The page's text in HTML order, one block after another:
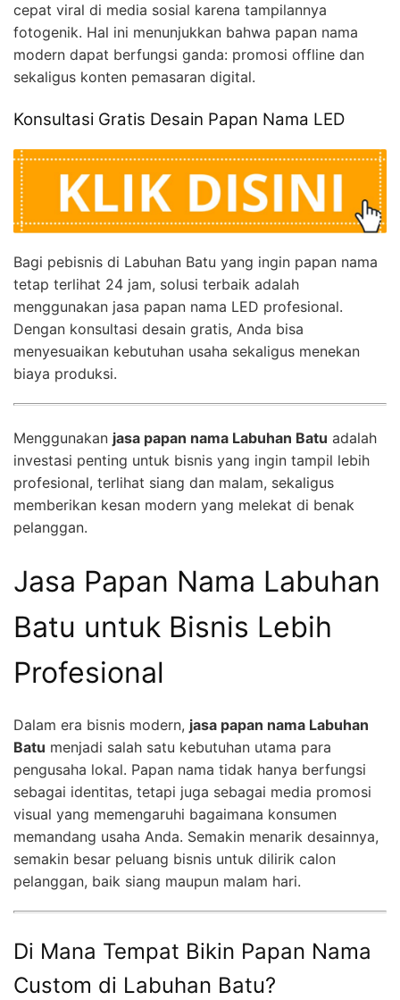
cepat viral di media sosial karena tampilannya
fotogenik. Hal ini menunjukkan bahwa papan nama
modern dapat berfungsi ganda: promosi offline dan
sekaligus konten pemasaran digital.
Konsultasi Gratis Desain Papan Nama LED
Bagi pebisnis di Labuhan Batu yang ingin papan nama
tetap terlihat 24 jam, solusi terbaik adalah
menggunakan jasa papan nama LED profesional.
Dengan konsultasi desain gratis, Anda bisa
menyesuaikan kebutuhan usaha sekaligus menekan
biaya produksi.
Menggunakan jasa papan nama Labuhan Batu adalah
investasi penting untuk bisnis yang ingin tampil lebih
profesional, terlihat siang dan malam, sekaligus
memberikan kesan modern yang melekat di benak
pelanggan.
Jasa Papan Nama Labuhan
Batu untuk Bisnis Lebih
Profesional
Dalam era bisnis modern, jasa papan nama Labuhan
Batu menjadi salah satu kebutuhan utama para
pengusaha lokal. Papan nama tidak hanya berfungsi
sebagai identitas, tetapi juga sebagai media promosi
visual yang memengaruhi bagaimana konsumen
memandang usaha Anda. Semakin menarik desainnya,
semakin besar peluang bisnis untuk dilirik calon
pelanggan, baik siang maupun malam hari.
Di Mana Tempat Bikin Papan Nama
Custom di Labuhan Batu?